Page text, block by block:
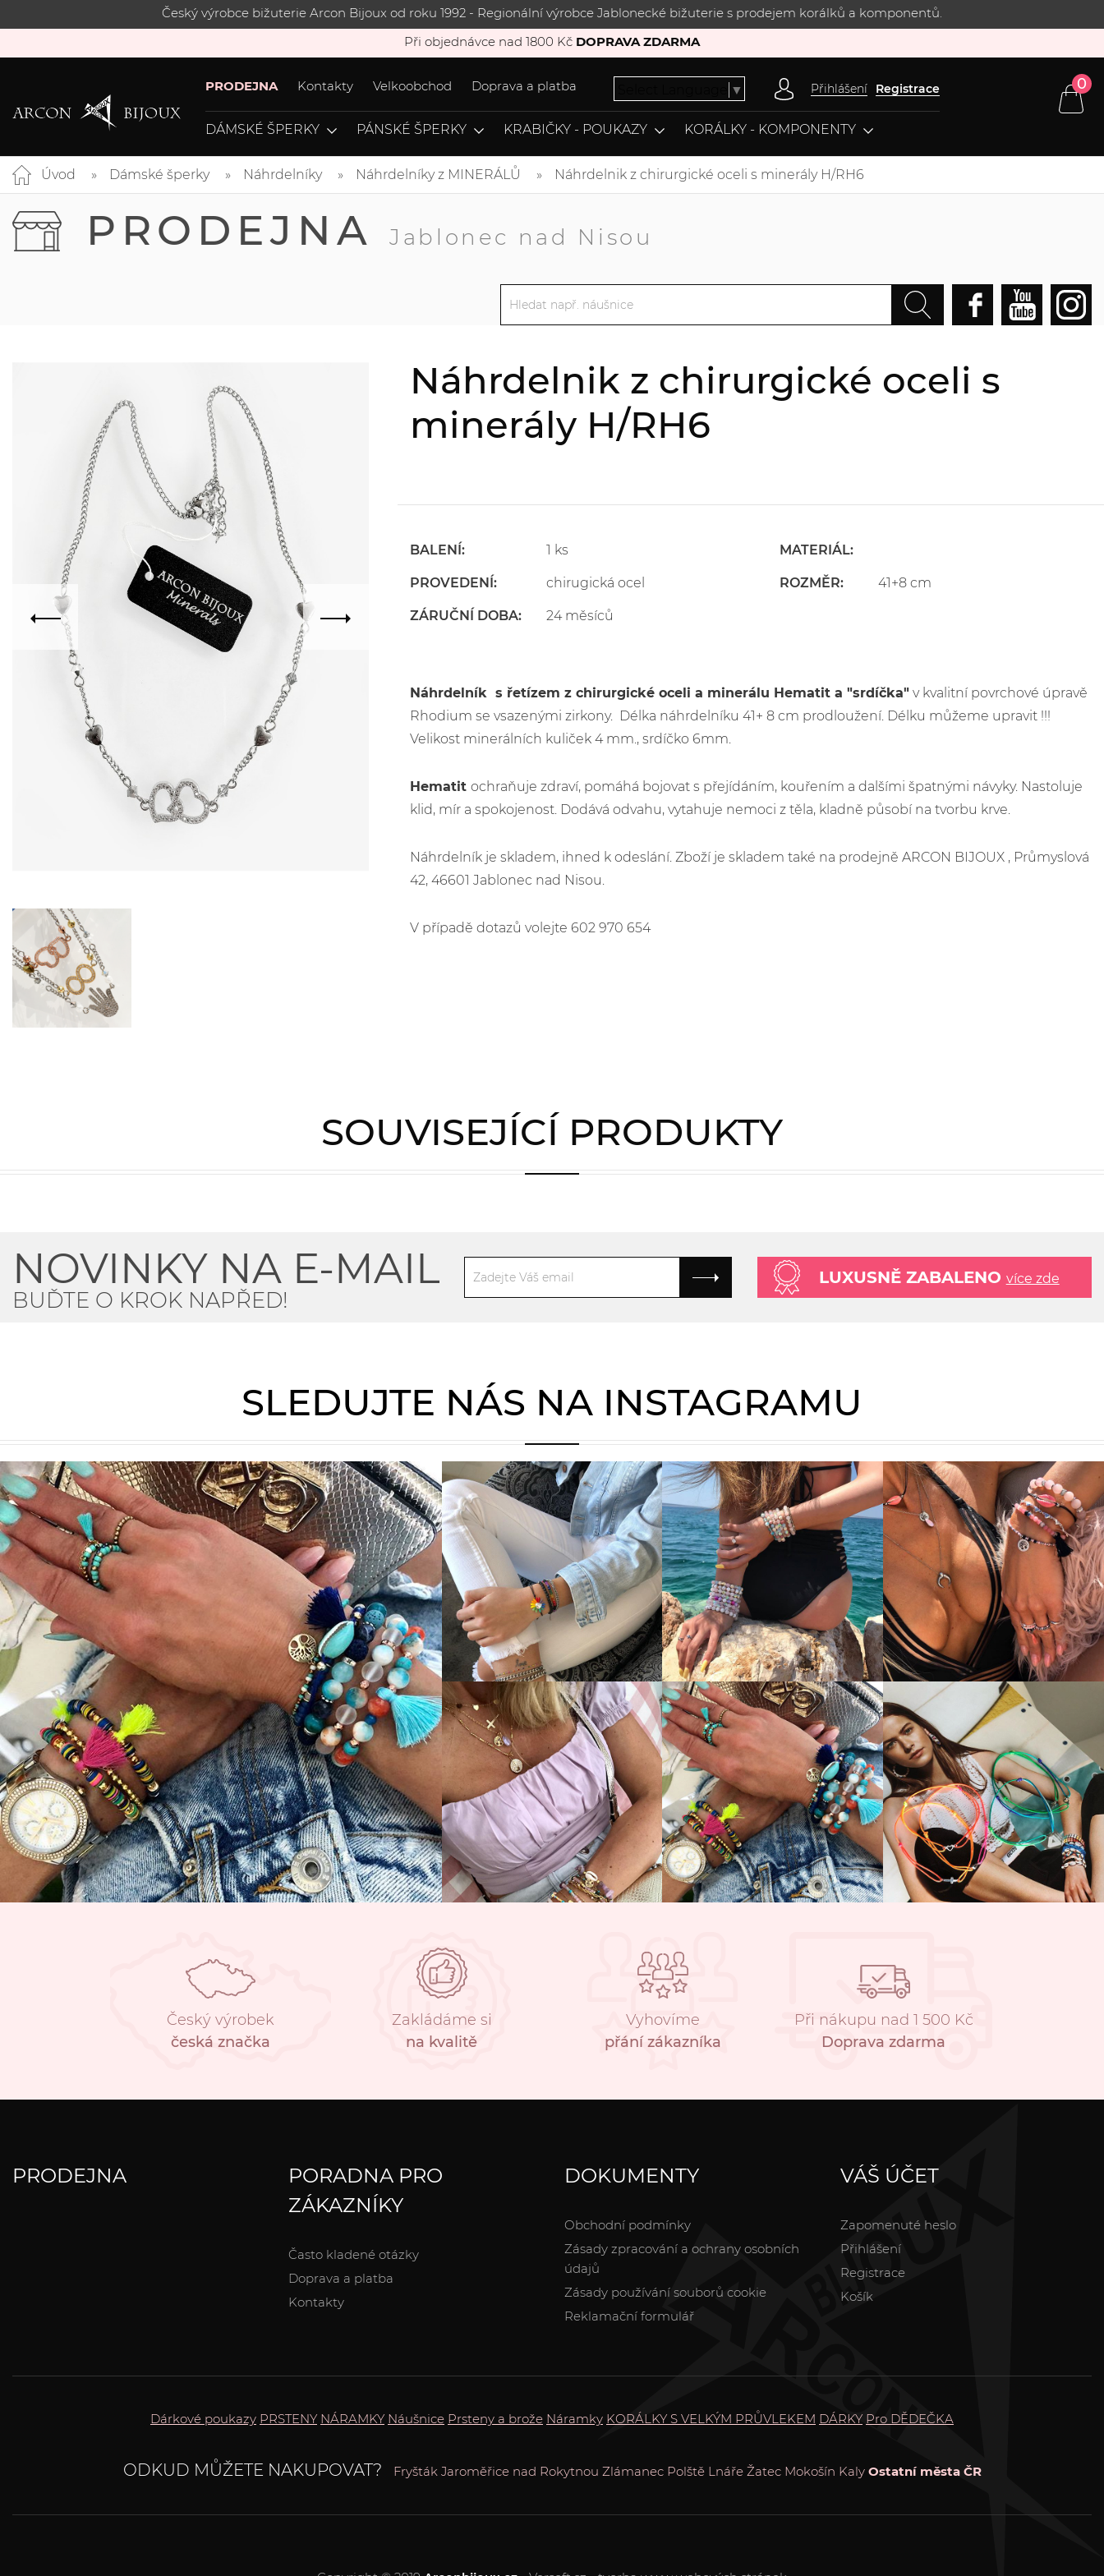
Český výrobce bižuterie Arcon Bijoux od roku 1992 - Regionální výrobce Jablonecké bižuterie s prodejem korálků a komponentů.
Při objednávce nad 1800 Kč DOPRAVA ZDARMA
PRODEJNA Kontakty Velkoobchod Doprava a platba ▼ Přihlášení Registrace 0
DÁMSKÉ ŠPERKY PÁNSKÉ ŠPERKY KRABIČKY - POUKAZY KORÁLKY - KOMPONENTY
Úvod Dámské šperky Náhrdelníky Náhrdelníky z MINERÁLŮ Náhrdelnik z chirurgické oceli s minerály H/RH6
PRODEJNA Jablonec nad Nisou
Náhrdelnik z chirurgické oceli s
minerály H/RH6
BALENÍ: 1 ks
PROVEDENÍ: chirugická ocel
ZÁRUČNÍ DOBA: 24 měsíců
MATERIÁL:
ROZMĚR: 41+8 cm
Náhrdelníks řetízem z chirurgické oceli a minerálu Hematit a "srdíčka"v kvalitní povrchové úpravě
Rhodium se vsazenými zirkony. Délka náhrdelníku 41+ 8 cm prodloužení. Délku můžeme upravit !!!
Velikost minerálních kuliček 4 mm., srdíčko 6mm.
Hematit ochraňuje zdraví, pomáhá bojovat s přejídáním, kouřením a dalšími špatnými návyky. Nastoluje
klid, mír a spokojenost. Dodává odvahu, vytahuje nemoci z těla, kladně působí na tvorbu krve.
Náhrdelník je skladem, ihned k odeslání. Zboží je skladem také na prodejně ARCON BIJOUX , Průmyslová
42, 46601 Jablonec nad Nisou.
V případě dotazů volejte 602 970 654
SOUVISEJÍCÍ PRODUKTY
NOVINKY NA E-MAIL
BUĎTE O KROK NAPŘED!
LUXUSNĚ ZABALENO více zde
SLEDUJTE NÁS NA INSTAGRAMU
Český výrobek
česká značka
Zakládáme si
na kvalitě
Vyhovíme
přání zákazníka
Při nákupu nad 1 500 Kč
Doprava zdarma
PRODEJNA
PORADNA PRO
ZÁKAZNÍKY
Často kladené otázky
Doprava a platba
Kontakty
DOKUMENTY
Obchodní podmínky
Zásady zpracování a ochrany osobních
údajů
Zásady používání souborů cookie
Reklamační formulář
VÁŠ ÚČET
Zapomenuté heslo
Přihlášení
Registrace
Košík
Dárkové poukazy PRSTENY NÁRAMKY Náušnice Prsteny a brože Náramky KORÁLKY S VELKÝM PRŮVLEKEM DÁRKY Pro DĚDEČKA
ODKUD MŮŽETE NAKUPOVAT? Fryšták Jaroměřice nad Rokytnou Zlámanec Polště Lnáře Žatec Mokošín Kaly Ostatní města ČR